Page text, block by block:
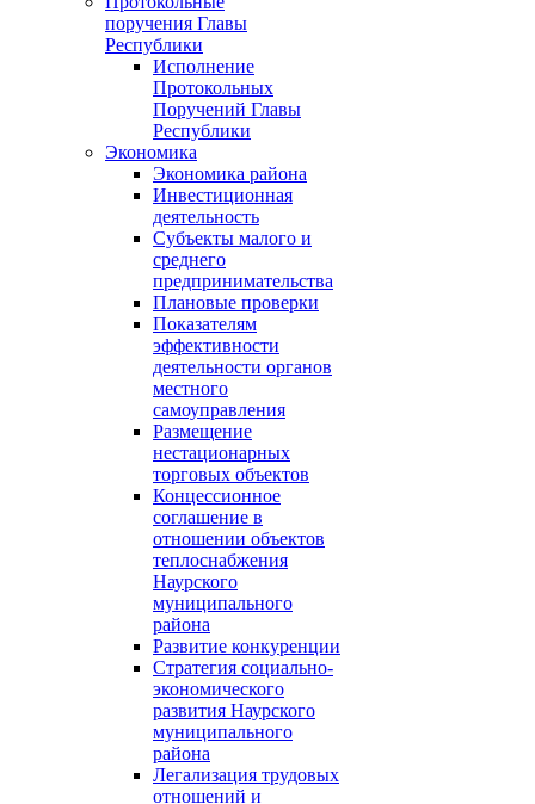
поручения Главы
Республики
Исполнение
Протокольных
Поручений Главы
Республики
Экономика
Экономика района
Инвестиционная
деятельность
Субъекты малого и
среднего
предпринимательства
Плановые проверки
Показателям
эффективности
деятельности органов
местного
самоуправления
Размещение
нестационарных
торговых объектов
Концессионное
соглашение в
отношении объектов
теплоснабжения
Наурского
муниципального
района
Развитие конкуренции
Стратегия социально-
экономического
развития Наурского
муниципального
района
Легализация трудовых
отношений и